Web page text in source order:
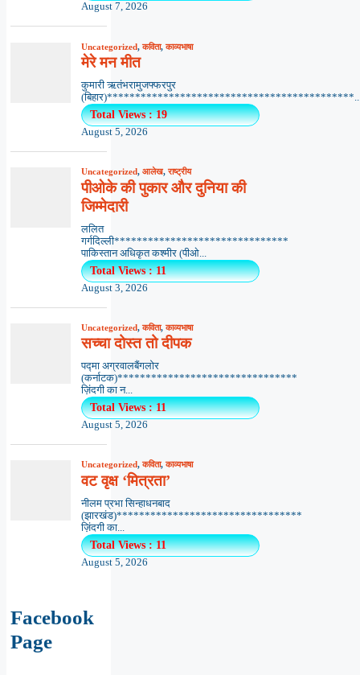
August 7, 2026
Uncategorized,कविता,काव्यभाषा
मेरे मन मीत
कुमारी ऋतंभरामुजफ्फरपुर
Total Views : 19
August 5, 2026
Uncategorized, आलेख,राष्ट्रीय
पीओके की पुकार और दुनिया की
जिम्मेदारी
ललित
गर्गदिल्ली*******************************
पाकिस्तान अधिकृत कश्मीर (पीओ...
Total Views : 11
August 3, 2026
Uncategorized,कविता,काव्यभाषा
सच्चा दोस्त तो दीपक
पद्मा अग्रवालबैंगलोर
(कर्नाटक)********************************
ज़िंदगी का न...
Total Views : 11
August 5, 2026
Uncategorized,कविता,काव्यभाषा
वट वृक्ष ‘मित्रता’
नीलम प्रभा सिन्हाधनबाद
(झारखंड)*********************************
ज़िंदगी का...
Total Views : 11
August 5, 2026
Facebook
Page